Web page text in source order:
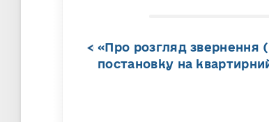
«Про розгляд звернення
постановку на